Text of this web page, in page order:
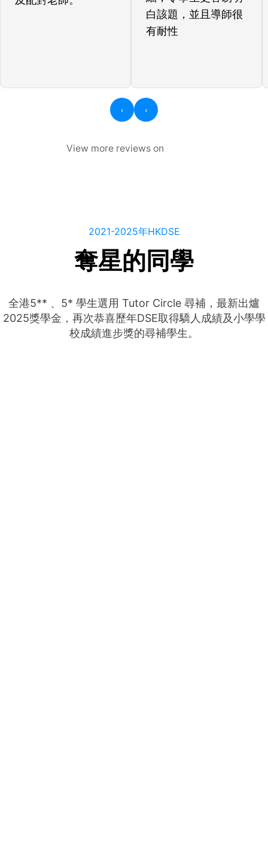
白該題，並且導師很
有耐性
‹ ›
View more reviews on
2021-2025年HKDSE
奪星的同學
全港5** 、5* 學生選用 Tutor Circle 尋補，最新出爐
2025獎學金，再次恭喜歷年DSE取得驕人成績及小學學
校成績進步獎的尋補學生。